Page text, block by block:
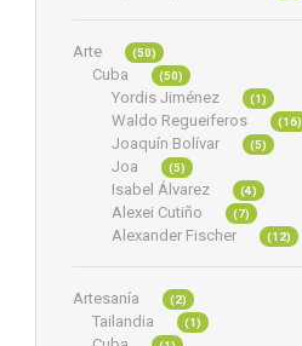
Arte (50)
Cuba (50)
Yordis Jiménez (1)
Waldo Regueiferos (16)
Joaquín Bolívar (5)
Joa (5)
Isabel Álvarez (4)
Alexei Cutiño (7)
Alexander Fischer (12)
Artesanía (2)
Tailandia (1)